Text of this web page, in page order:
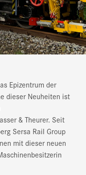
Epizentrum der
dieser Neuheiten ist
& Theurer. Seit
Sersa Rail Group
mit dieser neuen